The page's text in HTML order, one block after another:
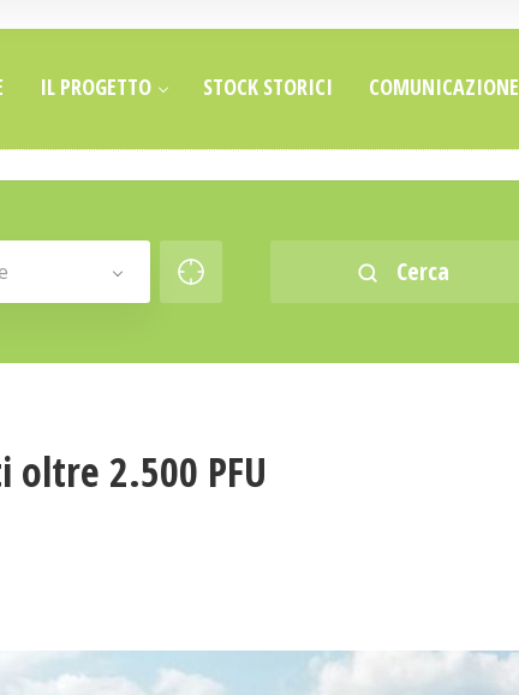
IL PROGETTO STOCK STORICI COMUNICAZIONE
Cerca
oltre 2.500 PFU